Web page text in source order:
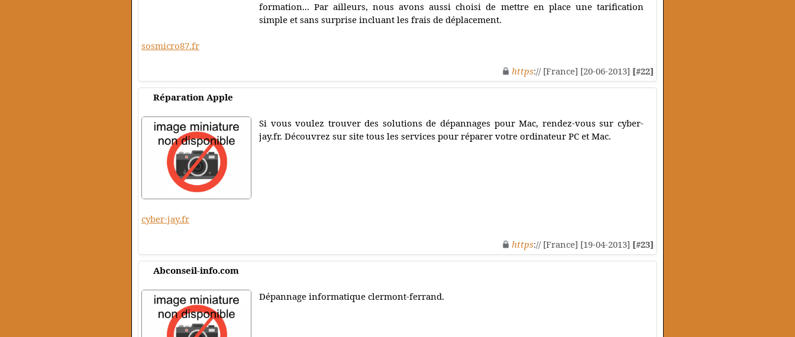
formation... Par ailleurs, nous avons aussi choisi de mettre en place une tarification
simple et sans surprise incluant les frais de déplacement.
sosmicro87.fr
https:// [France] [20-06-2013] [#22]
Réparation Apple
Si vous voulez trouver des solutions de dépannages pour Mac, rendez-vous sur cyber-
jay.fr. Découvrez sur site tous les services pour réparer votre ordinateur PC et Mac.
cyber-jay.fr
https:// [France] [19-04-2013] [#23]
Abconseil-info.com
Dépannage informatique clermont-ferrand.